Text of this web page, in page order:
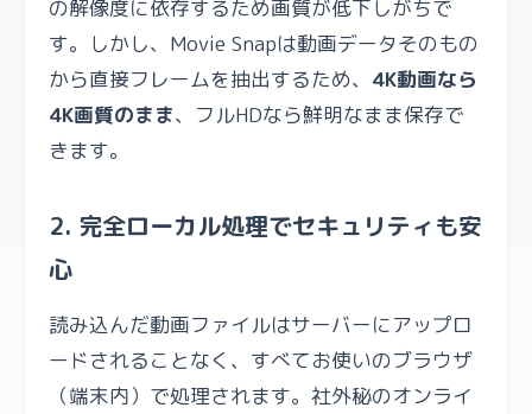
の解像度に依存するため画質が低下しがちで
す。しかし、Movie Snapは動画データそのもの
から直接フレームを抽出するため、 4K動画なら
4K画質のまま、フルHDなら鮮明なまま保存で
きます。
2. 完全ローカル処理でセキュリティも安
心
読み込んだ動画ファイルはサーバーにアップロ
ードされることなく、すべてお使いのブラウザ
（端末内）で処理されます。社外秘のオンライ